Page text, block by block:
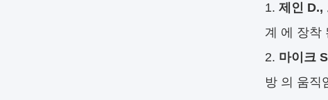
제인 D.,
계 에 장착
마이크
방 의 움직